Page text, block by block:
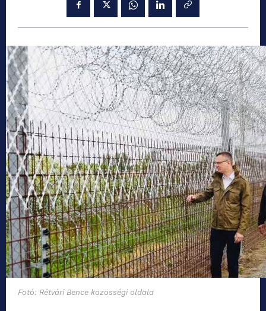
Fotó: Rétvári Bence közösségi oldala